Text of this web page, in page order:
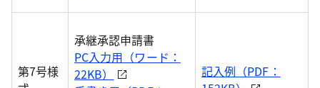
第7号様
承継承認申請書
PC入力用（ワード：
22KB）
記入例（PDF：